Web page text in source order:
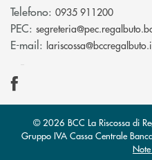
Telefono: 0935 911200
PEC:
E-mail:
© 2026 BCC La Riscossa di
Gruppo IVA Cassa Centrale